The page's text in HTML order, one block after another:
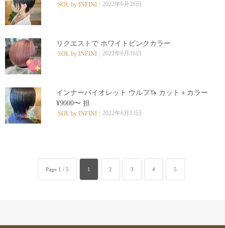
0
SOL by INFINI 2022年6月26日
0
リクエストで ホワイトピンクカラー
SOL by INFINI 2022年6月16日
0
インナーバイオレット ウルフ🦄 カット＋カラー
¥9000〜 担
SOL by INFINI 2022年6月13日
Page 1 / 5 1 2 3 4 5